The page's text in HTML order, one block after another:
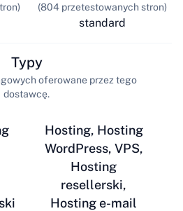
(804 przetestowanych stron)
standard
Typy
oferowane przez tego
dostawcę.
Hosting, Hosting
WordPress, VPS,
Hosting
resellerski,
Hosting e-mail